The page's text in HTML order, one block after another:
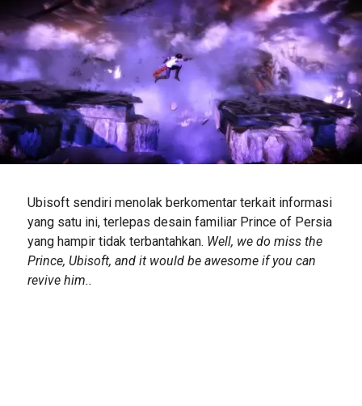
Ubisoft sendiri menolak berkomentar terkait informasi
yang satu ini, terlepas desain familiar Prince of Persia
yang hampir tidak terbantahkan. Well, we do miss the
Prince, Ubisoft, and it would be awesome if you can
revive him..